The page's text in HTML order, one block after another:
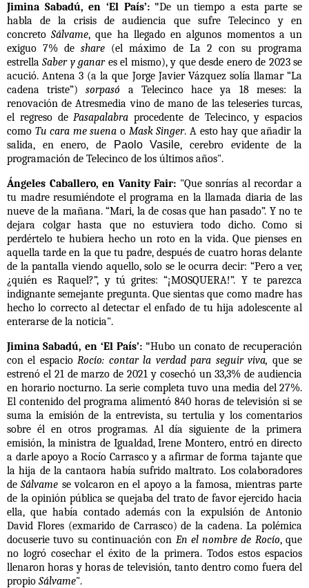
Jimina Sabadú, en ‘El País’: "De un tiempo a esta parte se
habla de la crisis de audiencia que sufre Telecinco y en
concretoSálvame, que ha llegado en algunos momentos a un
exiguo 7% deshare (el máximo de La 2 con su programa
estrellaSaber y ganares el mismo), y que desde enero de 2023 se
acució. Antena 3 (a la que Jorge Javier Vázquez solía llamar “La
cadena triste”)sorpasó a Telecinco hace ya 18 meses: la
renovación de Atresmedia vino de mano de las teleseries turcas,
el regreso dePasapalabra procedente de Telecinco, y espacios
como Tu cara me suena o Mask Singer. A esto hay que añadir la
salida, en enero, de
Paolo Vasile, cerebro evidente de la
programación de Telecinco de los últimos años".
Ángeles Caballero, en Vanity Fair: "Que sonrías al recordar a
tu madre resumiéndote el programa en la llamada diaria de las
nueve de la mañana. “Mari, la de cosas que han pasado”. Y no te
dejara colgar hasta que no estuviera todo dicho. Como si
perdértelo te hubiera hecho un roto en la vida. Que pienses en
aquella tarde en la que tu padre, después de cuatro horas delante
de la pantalla viendo aquello, solo se le ocurra decir: “Pero a ver,
¿quién es Raquel?”, y tú grites: “¡MOSQUERA!”. Y te parezca
indignante semejante pregunta. Que sientas que como madre has
hecho lo correcto al detectar el enfado de tu hija adolescente al
enterarse de la noticia".
Jimina Sabadú, en ‘El País’: "Hubo un conato de recuperación
con el espacioRocío: contar la verdad para seguir viva, que se
estrenó el 21 de marzo de 2021 y cosechó un 33,3% de audiencia
en horario nocturno. La serie completa tuvo una media del 27%.
El contenido del programa alimentó 840 horas de televisión si se
suma la emisión de la entrevista, su tertulia y los comentarios
sobre él en otros programas. Al día siguiente de la primera
emisión, la ministra de Igualdad, Irene Montero, entró en directo
a darle apoyo a Rocío Carrasco y a afirmar de forma tajante que
la hija de la cantaora había sufrido maltrato. Los colaboradores
deSálvame se volcaron en el apoyo a la famosa, mientras parte
de la opinión pública se quejaba del trato de favor ejercido hacia
ella, que había contado además con la expulsión de Antonio
David Flores (exmarido de Carrasco) de la cadena. La polémica
docuserie tuvo su continuación con En el nombre de Rocío, que
no logró cosechar el éxito de la primera. Todos estos espacios
llenaron horas y horas de televisión, tanto dentro como fuera del
propio Sálvame".